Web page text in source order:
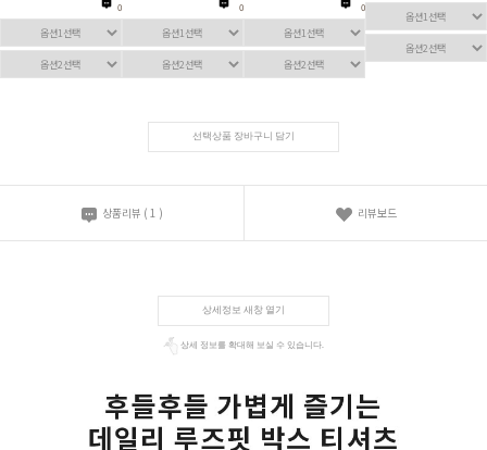
0
0
0
선택상품 장바구니 담기
상품리뷰 ( 1 ) 리뷰보드
상세정보 새창 열기
상세 정보를 확대해 보실 수 있습니다.